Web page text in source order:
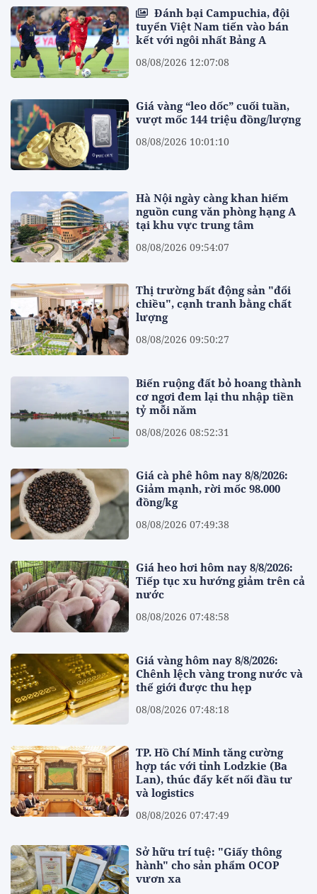
Đánh bại Campuchia, đội
tuyển Việt Nam tiến vào bán
kết với ngôi nhất Bảng A
08/08/2026 12:07:08
Giá vàng “leo dốc” cuối tuần,
vượt mốc 144 triệu đồng/lượng
08/08/2026 10:01:10
Hà Nội ngày càng khan hiếm
nguồn cung văn phòng hạng A
tại khu vực trung tâm
08/08/2026 09:54:07
Thị trường bất động sản "đổi
chiều", cạnh tranh bằng chất
lượng
08/08/2026 09:50:27
Biến ruộng đất bỏ hoang thành
cơ ngơi đem lại thu nhập tiền
tỷ mỗi năm
08/08/2026 08:52:31
Giá cà phê hôm nay 8/8/2026:
Giảm mạnh, rời mốc 98.000
đồng/kg
08/08/2026 07:49:38
Giá heo hơi hôm nay 8/8/2026:
Tiếp tục xu hướng giảm trên cả
nước
08/08/2026 07:48:58
Giá vàng hôm nay 8/8/2026:
Chênh lệch vàng trong nước và
thế giới được thu hẹp
08/08/2026 07:48:18
TP. Hồ Chí Minh tăng cường
hợp tác với tỉnh Lodzkie (Ba
Lan), thúc đẩy kết nối đầu tư
và logistics
08/08/2026 07:47:49
Sở hữu trí tuệ: "Giấy thông
hành" cho sản phẩm OCOP
vươn xa